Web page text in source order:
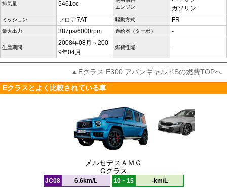
排気量 5461cc
エンジン
ガソリン
ミッション フロア7AT 駆動方式 FR
最大出力 387ps/6000rpm 過給器（ターボ） -
生産期間
2008年08月～200
9年04月
燃費性能 -
▲Eクラス E300 アバンギャルドSの燃費TOPへ
Eクラスとよく比較されている車
メルセデスＡＭＧ
Gクラス
JC08 6.6km/L 10・15 -km/L